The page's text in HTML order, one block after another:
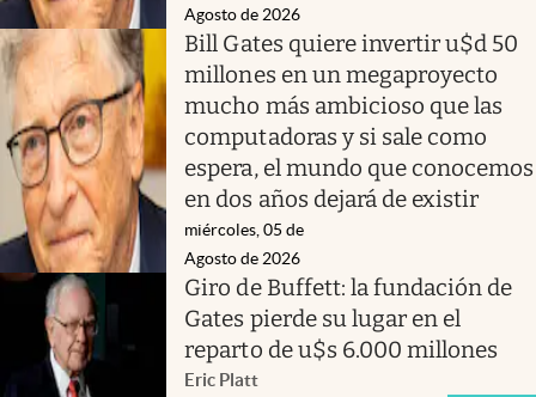
Agosto de 2026
Bill Gates quiere invertir u$d 50
millones en un megaproyecto
mucho más ambicioso que las
computadoras y si sale como
espera, el mundo que conocemos
en dos años dejará de existir
miércoles, 05 de
Agosto de 2026
Giro de Buffett: la fundación de
Gates pierde su lugar en el
reparto de u$s 6.000 millones
Eric Platt